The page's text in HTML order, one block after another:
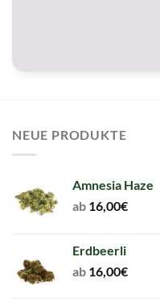
NEUE PRODUKTE
Amnesia Haze
ab 16,00€
Erdbeerli
ab 16,00€